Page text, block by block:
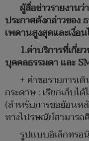
ผู้สื่อข่าวรายงาน
ประกาศดังกล่าวของ
เพดานสูงสุดและเงื่อ
1.ค่าบริการที่เกี่
บุคคลธรรมดา และ
+ ค่าขอรายการ
กระดาษ : เรียกเก็บไ
(สำหรับการขอย้อนห
ทางไปรษณีย์สามารถ
รูปแบบอิเล็กทรอ